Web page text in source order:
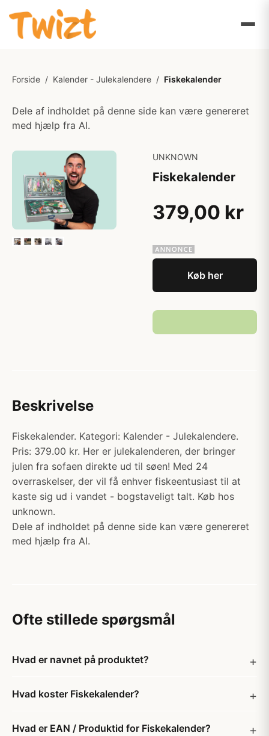
Forside / Kalender - Julekalendere / Fiskekalender
Dele af indholdet på denne side kan være genereret
med hjælp fra AI.
UNKNOWN
Fiskekalender
379,00 kr
Køb her
Beskrivelse
Fiskekalender. Kategori: Kalender - Julekalendere.
Pris: 379.00 kr. Her er julekalenderen, der bringer
julen fra sofaen direkte ud til søen! Med 24
overraskelser, der vil få enhver fiskeentusiast til at
kaste sig ud i vandet - bogstaveligt talt. Køb hos
unknown.
Dele af indholdet på denne side kan være genereret
med hjælp fra AI.
Ofte stillede spørgsmål
Hvad er navnet på produktet?
Hvad koster Fiskekalender?
Hvad er EAN / Produktid for Fiskekalender?